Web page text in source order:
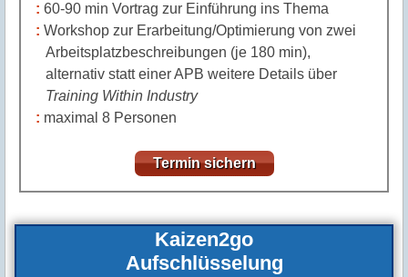
1.470€
60-90 min Vortrag zur Einführung ins Thema
Workshop zur Erarbeitung/Optimierung von zwei
alternativ statt einer APB weitere Details über
Termin sichern